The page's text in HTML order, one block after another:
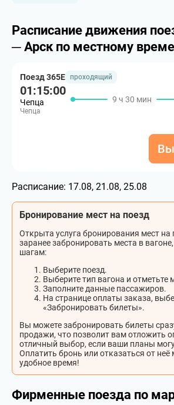
Расписание движения
─ Арск по местному
Поезд 365Е проходящий
01:15:00
Чепца
Чепца
9 ч 30 мин
Расписание: 17.08, 21.08, 25.08
Бронирование мест на поезд
Открыта услуга бронирования мест
заранее забронировать места в
шагам:
Выберите поезд.
Выберите тип вагона и отметьте
Заполните данные пассажиров.
На странице оплаты заказа,
«Забронировать билеты».
Вы можете забронировать билеты
продажи, что позволит вам отложить
отличный выбор, если ваши планы
Оплатить бронь или отказаться от
удобное время!
Фирменные поезда по